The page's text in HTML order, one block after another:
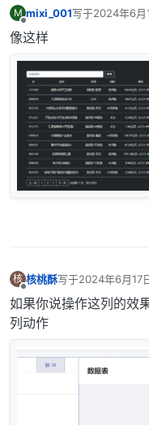
M
离线
mixi_001写于2024年6
最后由 编辑
像这样
核
离线
核桃酥写于2024年6月17
最后由 编辑
如果你说操作这列的效
列动作